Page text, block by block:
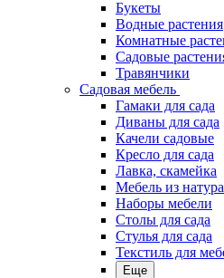
Букеты
Водные растения
Комнатные
Садовые
Травянчики
Садовая мебель
Гамаки для сада
Диваны для сада
Качели садовые
Кресло для сада
Лавка, скамейка
Мебель из
Наборы мебели
Столы для сада
Стулья для сада
Текстиль для
Еще